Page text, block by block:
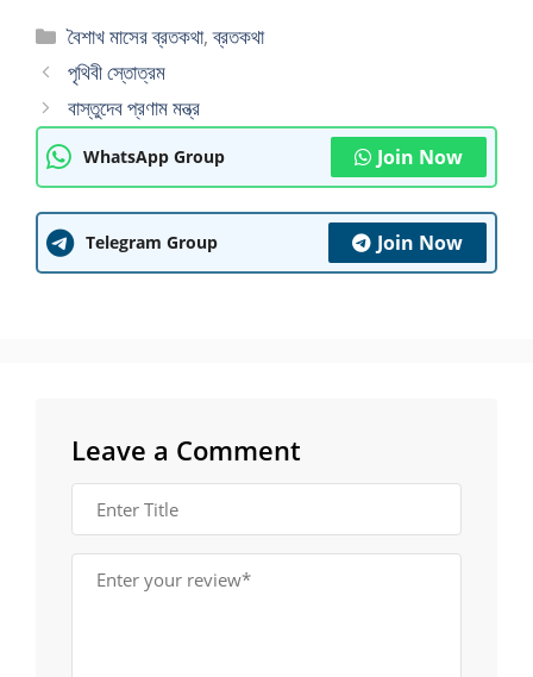
Categories
বৈশাখ মাসের ব্রতকথা,ব্রতকথা
পৃথিবী স্তোত্রম
বাস্তুদেব প্রণাম মন্ত্র
WhatsApp Group Join Now
Telegram Group Join Now
Leave a Comment